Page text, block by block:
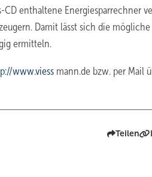
CD enthaltene Energiesparrechner
Damit lässt sich die
ermitteln.
www.viess mann.de bzw. per Mail
Teilen